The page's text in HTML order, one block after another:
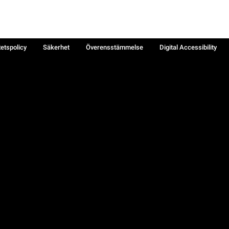
Säkerhet Överensstämmelse
Digital Accessibility